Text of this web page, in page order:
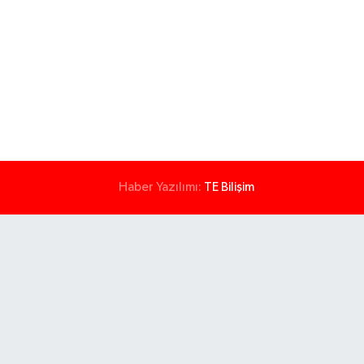
Haber Yazılımı: TE Bilişim